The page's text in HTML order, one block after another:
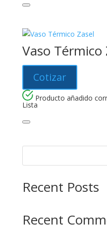
Vaso Térmico
Cotizar
Producto añadido
Lista
Recent Posts
Recent